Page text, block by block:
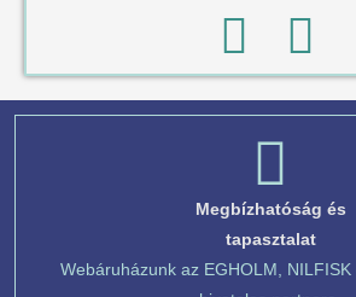
Megbízhatóság és
tapasztalat
Webáruházunk az EGHOLM,